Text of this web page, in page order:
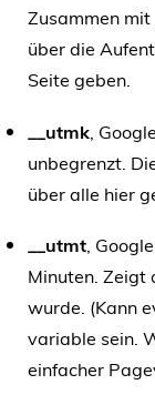
Zusammen
über die
Seite geben.
__utmk,
unbegrenzt.
über alle hier
__utmt,
Minuten. Zeigt
wurde. (Kann
variable sein.
einfacher